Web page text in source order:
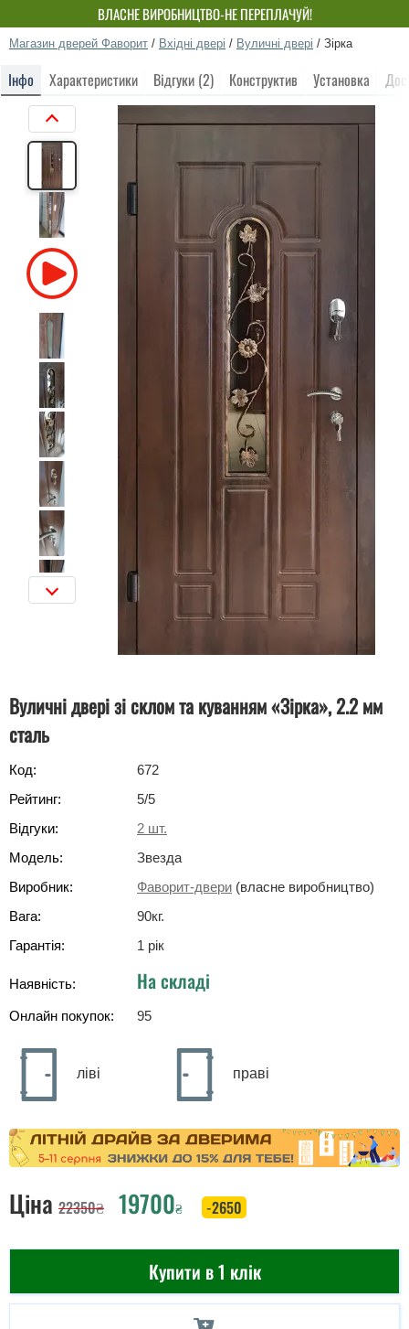
ВЛАСНЕ ВИРОБНИЦТВО-НЕ ПЕРЕПЛАЧУЙ!
Магазин дверей Фаворит / Вхідні двері / Вуличні двері / Зірка
Інфо Характеристики Відгуки (2) Конструктив Установка
Вуличні двері зі склом та куванням «Зірка», 2.2 мм
сталь
Код:
672
Рейтинг:
5/5
Відгуки:
2 шт.
Модель:
Звезда
Виробник:
Фаворит-двери (власне виробництво)
Вага:
90кг.
Гарантія:
1 рік
Наявність: На складі
Онлайн покупок: 95
ліві праві
Ціна 22350₴ 19700₴ -2650
Купити в 1 клік